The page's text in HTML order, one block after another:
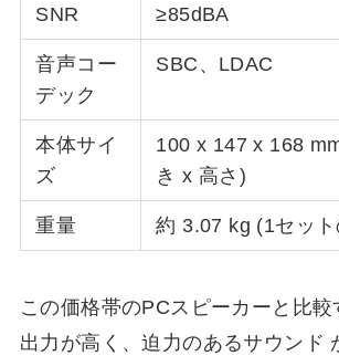
SNR ≥85dBA
音声コー
デック
SBC、LDAC
本体サイ
ズ
100 x 147 x 168
き x 高さ)
重量 約 3.07 kg (1セッ
この価格帯のPCスピーカーと比
出力が高く、迫力のあるサウンド